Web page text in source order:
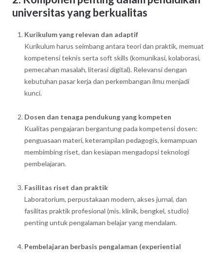
universitas yang berkualitas
Kurikulum yang relevan dan adaptif
Kurikulum harus seimbang antara teori dan praktik, memuat
kompetensi teknis serta soft skills (komunikasi, kolaborasi,
pemecahan masalah, literasi digital). Relevansi dengan
kebutuhan pasar kerja dan perkembangan ilmu menjadi
kunci.
Dosen dan tenaga pendukung yang kompeten
Kualitas pengajaran bergantung pada kompetensi dosen:
penguasaan materi, keterampilan pedagogis, kemampuan
membimbing riset, dan kesiapan mengadopsi teknologi
pembelajaran.
Fasilitas riset dan praktik
Laboratorium, perpustakaan modern, akses jurnal, dan
fasilitas praktik profesional (mis. klinik, bengkel, studio)
penting untuk pengalaman belajar yang mendalam.
Pembelajaran berbasis pengalaman (experiential